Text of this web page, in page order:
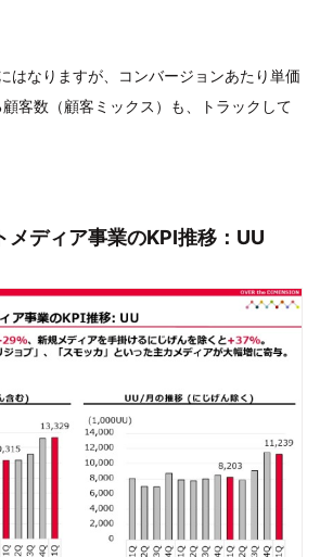
はなりますが、コンバージョンあたり単価
客数（顧客ミックス）も、トラックして
メディア事業のKPI推移：UU